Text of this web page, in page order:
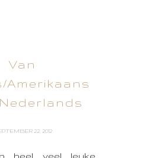
Van
Amerikaans
22, 2012
heel veel leuke